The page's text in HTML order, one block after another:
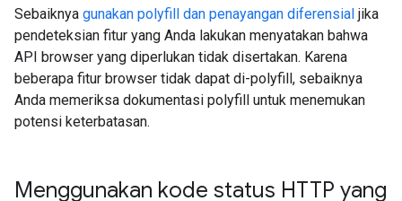
Sebaiknya gunakan polyfill dan penayangan diferensial jika
pendeteksian fitur yang Anda lakukan menyatakan bahwa
API browser yang diperlukan tidak disertakan. Karena
beberapa fitur browser tidak dapat di-polyfill, sebaiknya
Anda memeriksa dokumentasi polyfill untuk menemukan
potensi keterbatasan.
Menggunakan kode status HTTP yang